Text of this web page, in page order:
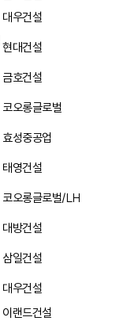
대우건설
현대건설
금호건설
코오롱글로벌
효성중공업
태영건설
코오롱글로벌/LH
대방건설
삼일건설
대우건설
이랜드건설